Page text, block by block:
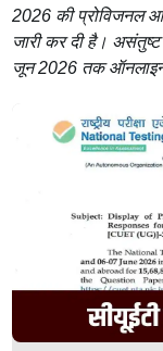
2026 की प्रोविजनल
जारी कर दी है।
जून 2026 तक